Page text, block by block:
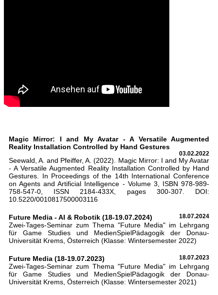
Magic Mirror: I and My Avatar - A Versatile Augmented
Reality Installation Controlled by Hand Gestures
03.02.2022
Seewald, A. and Pfeiffer, A. (2022). Magic Mirror: I and My Avatar
- A Versatile Augmented Reality Installation Controlled by Hand
Gestures. In Proceedings of the 14th International Conference
on Agents and Artificial Intelligence - Volume 3, ISBN 978-989-
758-547-0, ISSN 2184-433X, pages 300-307. DOI:
10.5220/0010817500003116
Future Media - AI & Robotik (18-19.07.2024) 18.07.2024
Zwei-Tages-Seminar zum Thema "Future Media" im Lehrgang
für Game Studies und MedienSpielPädagogik der Donau-
Universität Krems, Österreich (Klasse: Wintersemester 2022)
Future Media (18-19.07.2023) 18.07.2023
Zwei-Tages-Seminar zum Thema "Future Media" im Lehrgang
für Game Studies und MedienSpielPädagogik der Donau-
Universität Krems, Österreich (Klasse: Wintersemester 2021)